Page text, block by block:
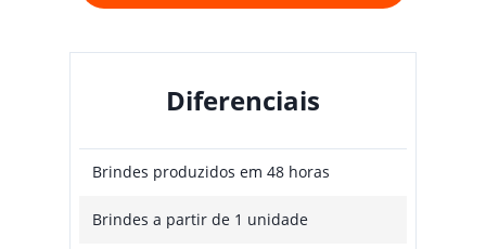
Diferenciais
Brindes produzidos em 48 horas
Brindes a partir de 1 unidade